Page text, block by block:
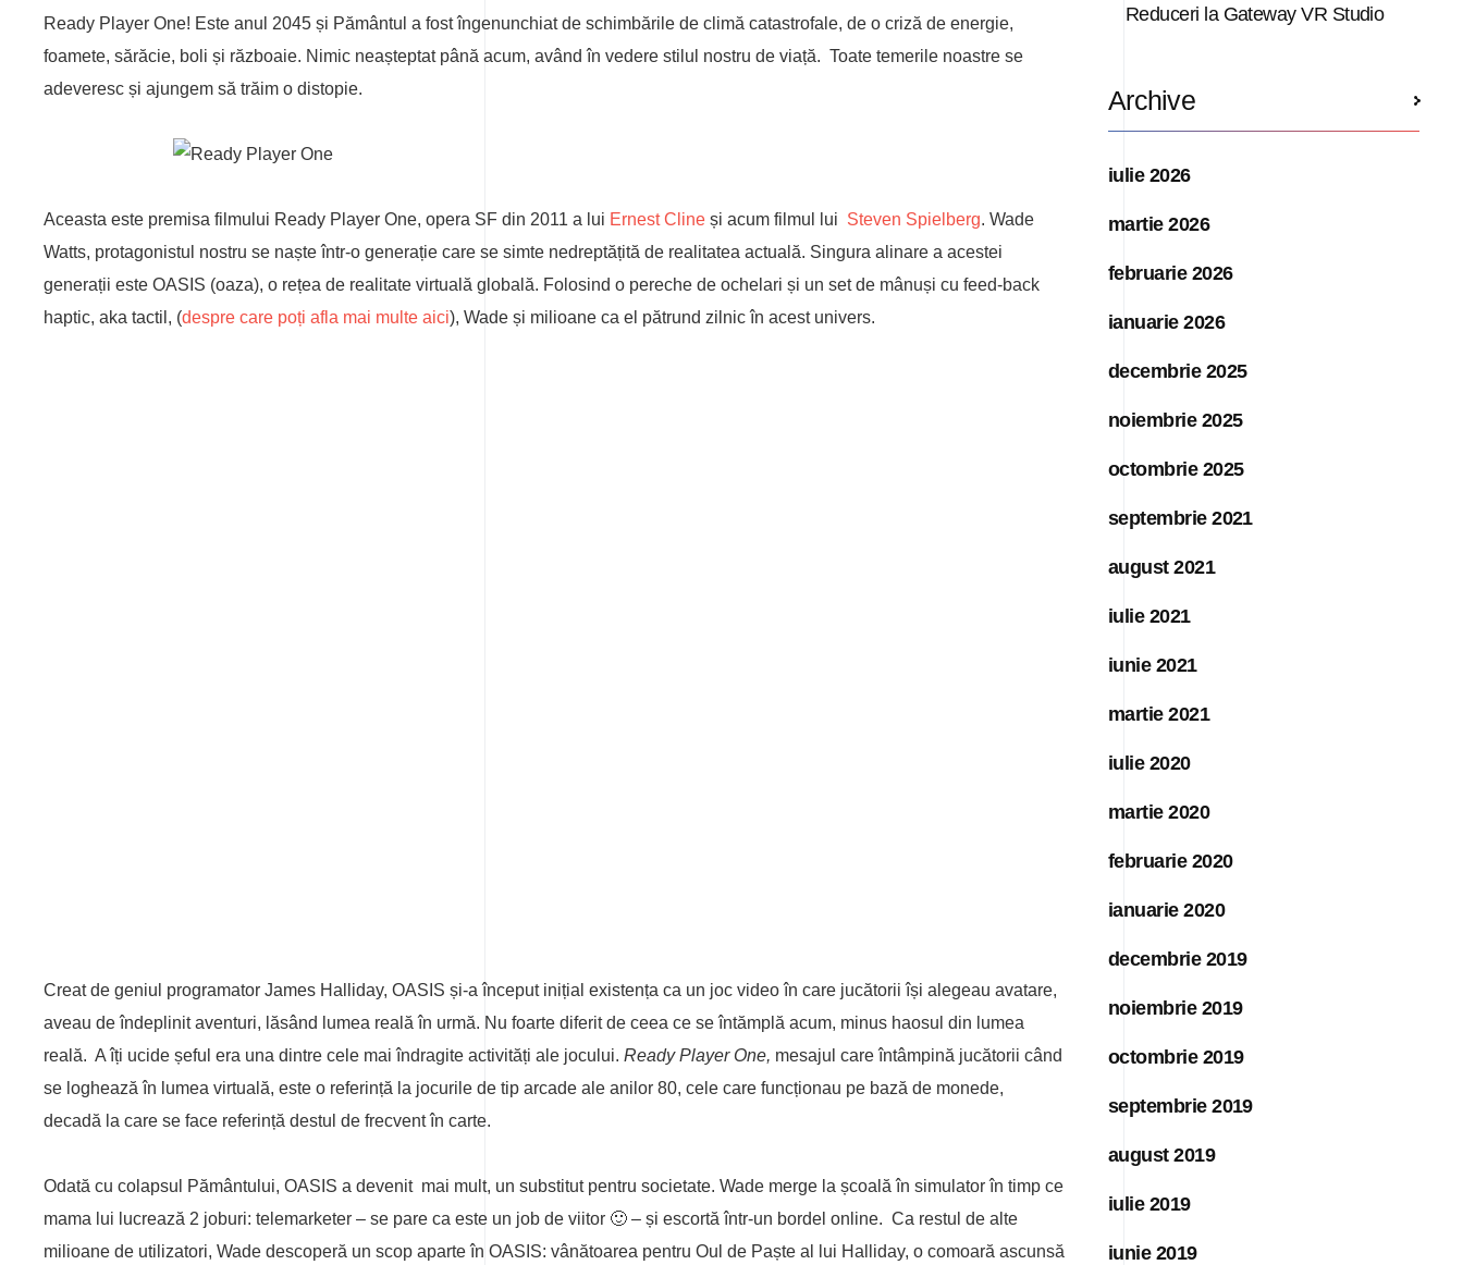
Ready Player One! Este anul 2045 și Pământul a fost îngenunchiat de schimbările de climă catastrofale, de o criză de energie,
foamete, sărăcie, boli și războaie. Nimic neașteptat până acum, având în vedere stilul nostru de viață. Toate temerile noastre se
adeveresc și ajungem să trăim o distopie.
Aceasta este premisa filmului Ready Player One, opera SF din 2011 a lui Ernest Cline și acum filmul lui Steven Spielberg. Wade
Watts, protagonistul nostru se naște într-o generație care se simte nedreptățită de realitatea actuală. Singura alinare a acestei
generații este OASIS (oaza), o rețea de realitate virtuală globală. Folosind o pereche de ochelari și un set de mânuși cu feed-back
haptic, aka tactil, (despre care poți afla mai multe aici), Wade și milioane ca el pătrund zilnic în acest univers.
Creat de geniul programator James Halliday, OASIS și-a început inițial existența ca un joc video în care jucătorii își alegeau avatare,
aveau de îndeplinit aventuri, lăsând lumea reală în urmă. Nu foarte diferit de ceea ce se întămplă acum, minus haosul din lumea
reală. A îți ucide șeful era una dintre cele mai îndragite activități ale jocului. Ready Player One, mesajul care întâmpină jucătorii când
se loghează în lumea virtuală, este o referință la jocurile de tip arcade ale anilor 80, cele care funcționau pe bază de monede,
decadă la care se face referință destul de frecvent în carte.
Odată cu colapsul Pământului, OASIS a devenit mai mult, un substitut pentru societate. Wade merge la școală în simulator în timp ce
mama lui lucrează 2 joburi: telemarketer – se pare ca este un job de viitor 🙂 – și escortă într-un bordel online. Ca restul de alte
milioane de utilizatori, Wade descoperă un scop aparte în OASIS: vânătoarea pentru Oul de Paște al lui Halliday, o comoară ascunsă
Reduceri la Gateway VR Studio
Archive
iulie 2026
martie 2026
februarie 2026
ianuarie 2026
decembrie 2025
noiembrie 2025
octombrie 2025
septembrie 2021
august 2021
iulie 2021
iunie 2021
martie 2021
iulie 2020
martie 2020
februarie 2020
ianuarie 2020
decembrie 2019
noiembrie 2019
octombrie 2019
septembrie 2019
august 2019
iulie 2019
iunie 2019